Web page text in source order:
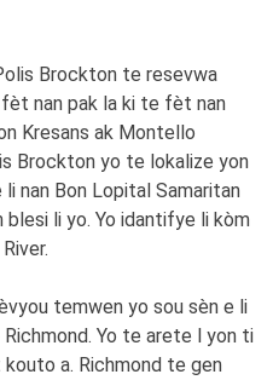
Brockton te resevwa
nan pak la ki te fèt nan
Kresans ak Montello
Brockton yo te lokalize yon
nan Bon Lopital Samaritan
li yo. Yo idantifye li kòm
temwen yo sou sèn e li
Yo te arete l yon ti
kouto a. Richmond te gen